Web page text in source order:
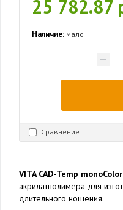
25 782.87
Наличие: мало
Сравнение
VITA CAD-Temp
акрилатполимера для
длительного ношения.